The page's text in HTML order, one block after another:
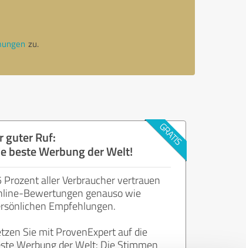
zu.
guter Ruf:
beste Werbung der Welt!
Prozent aller Verbraucher vertrauen
Bewertungen genauso wie
Empfehlungen.
Sie mit ProvenExpert auf die
Werbung der Welt: Die Stimmen